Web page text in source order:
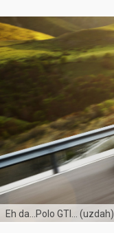
Eh da…Polo GTI… (uzdah)